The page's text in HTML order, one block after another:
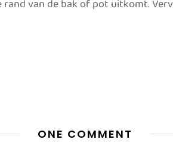
van de bak of pot uitkomt.
ONE COMMENT